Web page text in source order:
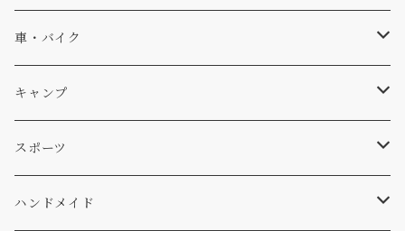
ソックス
雑貨
ステッカー
バッグ
Db
サーフ
スキー
A-Frame
DOGS
WEAR
Four My Self
Ten
車・バイク
車外
マット、シート
エアフレッシュナー
キャンプ
ファニチャー
キッチン
スポーツ
サーフ
ハンドメイド